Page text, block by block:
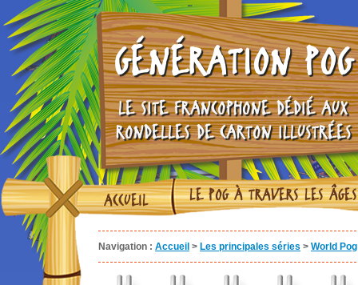
GÉNÉRATION POG
LE SITE FRANCOPHONE DÉDIÉ AUX
RONDELLES DE CARTON ILLUSTRÉES
ACCUEIL LE POG À TRAVERS LES ÂGES
Navigation : Accueil > Les principales séries > World